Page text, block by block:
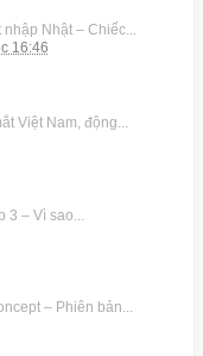
Nhật – Chiếc...
16:46
Việt Nam, động...
– Vì sao...
– Phiên bản...